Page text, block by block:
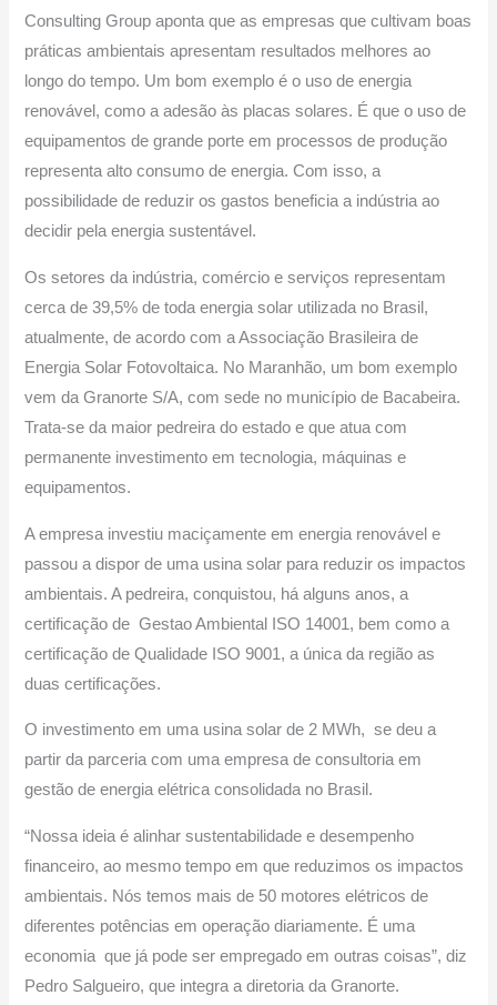
Consulting Group aponta que as empresas que cultivam boas
práticas ambientais apresentam resultados melhores ao
longo do tempo. Um bom exemplo é o uso de energia
renovável, como a adesão às placas solares. É que o uso de
equipamentos de grande porte em processos de produção
representa alto consumo de energia. Com isso, a
possibilidade de reduzir os gastos beneficia a indústria ao
decidir pela energia sustentável.
Os setores da indústria, comércio e serviços representam
cerca de 39,5% de toda energia solar utilizada no Brasil,
atualmente, de acordo com a Associação Brasileira de
Energia Solar Fotovoltaica. No Maranhão, um bom exemplo
vem da Granorte S/A, com sede no município de Bacabeira.
Trata-se da maior pedreira do estado e que atua com
permanente investimento em tecnologia, máquinas e
equipamentos.
A empresa investiu maciçamente em energia renovável e
passou a dispor de uma usina solar para reduzir os impactos
ambientais. A pedreira, conquistou, há alguns anos, a
certificação de Gestao Ambiental ISO 14001, bem como a
certificação de Qualidade ISO 9001, a única da região as
duas certificações.
O investimento em uma usina solar de 2 MWh, se deu a
partir da parceria com uma empresa de consultoria em
gestão de energia elétrica consolidada no Brasil.
“Nossa ideia é alinhar sustentabilidade e desempenho
financeiro, ao mesmo tempo em que reduzimos os impactos
ambientais. Nós temos mais de 50 motores elétricos de
diferentes potências em operação diariamente. É uma
economia que já pode ser empregado em outras coisas”, diz
Pedro Salgueiro, que integra a diretoria da Granorte.